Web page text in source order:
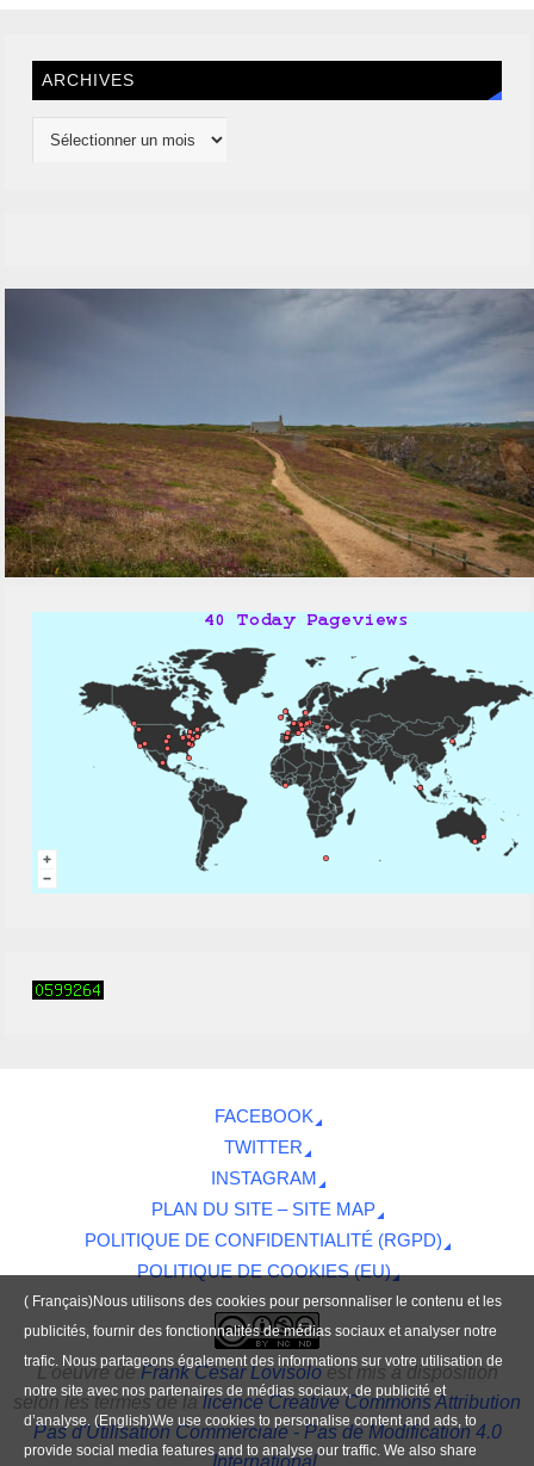
ARCHIVES
FACEBOOK
TWITTER
INSTAGRAM
PLAN DU SITE – SITE MAP
POLITIQUE DE CONFIDENTIALITÉ (RGPD)
POLITIQUE DE COOKIES (EU)
L'oeuvredeFrank César Lovisoloest mis à disposition
selon les termes de lalicence Creative Commons Attribution
Pas d'Utilisation Commerciale - Pas de Modification 4.0
( Français)Nous utilisons des cookies pour personnaliser le contenu et les
publicités, fournir des fonctionnalités de médias sociaux et analyser notre
trafic. Nous partageons également des informations sur votre utilisation de
notre site avec nos partenaires de médias sociaux, de publicité et
d’analyse. (English)We use cookies to personalise content and ads, to
provide social media features and to analyse our traffic. We also share